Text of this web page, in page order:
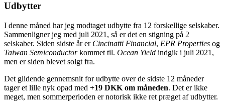
Udbytter
I denne måned har jeg modtaget udbytte fra 12 forskellige selskaber.
Sammenligner jeg med juli 2021, så er det en stigning på 2
selskaber. Siden sidste år er Cincinatti Financial, EPR Properties og
Taiwan Semiconductorkommet til. Ocean Yield indgik i juli 2021,
men er siden blevet solgt fra.
Det glidende gennemsnit for udbytte over de sidste 12 måneder
tager et lille nyk opad med +19 DKK om måneden. Det er ikke
meget, men sommerperioden er notorisk ikke ret præget af udbytter.